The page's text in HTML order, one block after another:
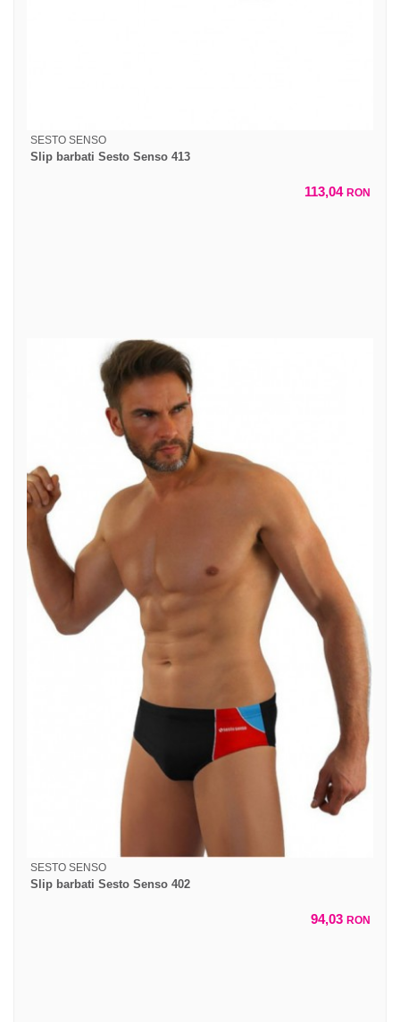
SESTO SENSO
Slip barbati Sesto Senso 413
113,04 RON
SESTO SENSO
Slip barbati Sesto Senso 402
94,03 RON